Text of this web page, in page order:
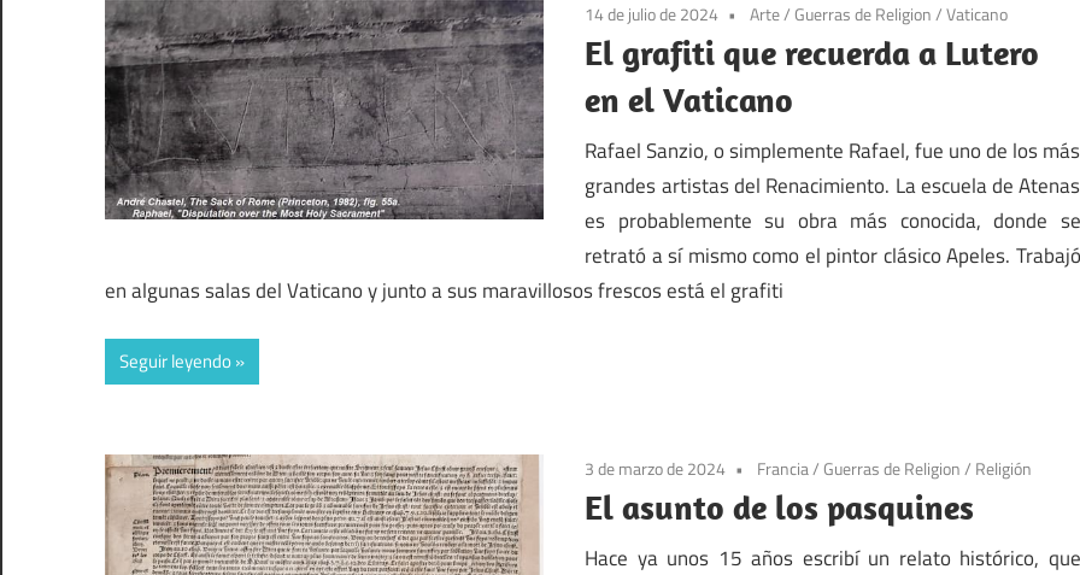
14 de julio de 2024 Arte/Guerras de Religion/Vaticano
El grafiti que recuerda a Lutero
en el Vaticano
Rafael Sanzio, o simplemente Rafael, fue uno de los más
grandes artistas del Renacimiento. La escuela de Atenas
es probablemente su obra más conocida, donde se
retrató a sí mismo como el pintor clásico Apeles. Trabajó
en algunas salas del Vaticano y junto a sus maravillosos frescos está el grafiti
Seguir leyendo
3 de marzo de 2024 Francia/Guerras de Religion/ Religión
El asunto de los pasquines
Hace ya unos 15 años escribí un relato histórico, que